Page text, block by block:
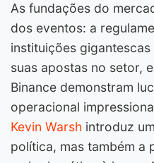
As fundações do
dos eventos: a
instituições
suas apostas no setor,
Binance demonstram
operacional
Kevin Warsh introduz
política, mas também a